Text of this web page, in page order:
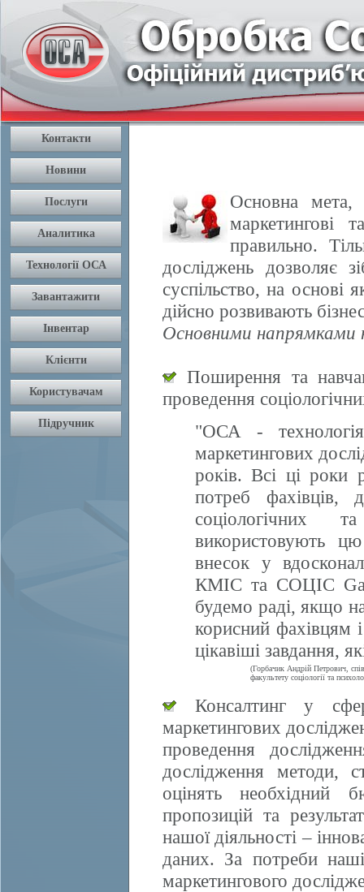
Основна мета,
маркетингові
правильно.
досліджень дозволяє
суспільство, на основі
дійсно розвивають
Основними напрямками
Поширення та
проведення
"ОСА -
маркетингових
років. Всі ці роки
потреб фахівців,
соціологічних
використовують
внесок у
КМІС та СОЦІС
будемо раді, якщо
корисний фахівцям
цікавіші завдання,
(Горбачик Андрій Петрович,
факультету соціології та
Консалтинг у
маркетингових
проведення
дослідження методи,
оцінять необхідний
пропозицій та
нашої діяльності –
даних. За потреби
маркетингового